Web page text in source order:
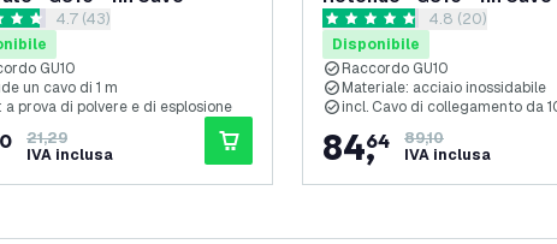
apri il cassetto delle recensioni
di valutazione
4.7 (43)
GU10
un cavo di 1 m
a prova di polvere e di esplosione
21,29
IVA inclusa
apri il cassetto
4.8 stelle di valutazione
4.8 (20)
Disponibile
Raccordo GU10
Materiale: acciaio inossidabile
incl. Cavo di collegamento da
84,
64
89,10
IVA inclusa